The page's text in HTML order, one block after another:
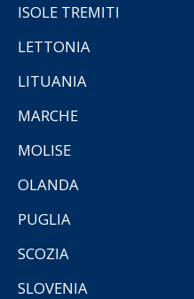
ISOLE TREMITI
LETTONIA
LITUANIA
MARCHE
MOLISE
OLANDA
PUGLIA
SCOZIA
SLOVENIA